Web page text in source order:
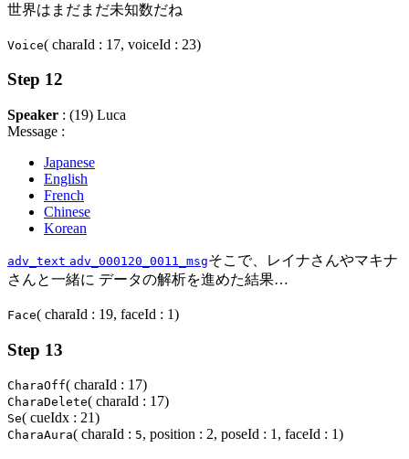
世界はまだまだ未知数だね
Voice( charaId : 17, voiceId : 23)
Step 12
Speaker : (19) Luca
Message :
Japanese
English
French
Chinese
Korean
adv_text adv_000120_0011_msgそこで、レイナさんやマキナ
さんと一緒に データの解析を進めた結果…
Face( charaId : 19, faceId : 1)
Step 13
CharaOff( charaId : 17)
CharaDelete( charaId : 17)
Se( cueIdx : 21)
CharaAura( charaId : 5, position : 2, poseId : 1, faceId : 1)